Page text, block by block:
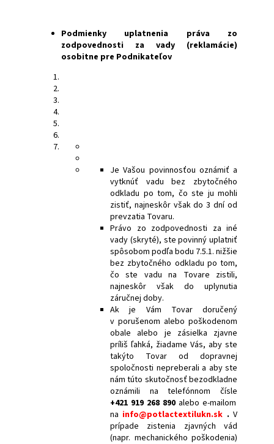
Podmienky uplatnenia práva zo
zodpovednosti za vady (reklamácie)
osobitne pre Podnikateľov
Je Vašou povinnosťou oznámiť a
vytknúť vadu bez zbytočného
odkladu po tom, čo ste ju mohli
zistiť, najneskôr však do 3 dní od
prevzatia Tovaru.
Právo zo zodpovednosti za iné
vady (skryté), ste povinný uplatniť
spôsobom podľa bodu 7.5.1. nižšie
bez zbytočného odkladu po tom,
čo ste vadu na Tovare zistili,
najneskôr však do uplynutia
záručnej doby.
Ak je Vám Tovar doručený
v porušenom alebo poškodenom
obale alebo je zásielka zjavne
príliš ľahká, žiadame Vás, aby ste
takýto Tovar od dopravnej
spoločnosti nepreberali a aby ste
nám túto skutočnosť bezodkladne
oznámili na telefónnom čísle
+421 919 268 890 alebo e-mailom
na info@potlactextilukn.sk .V
prípade zistenia zjavných vád
(napr. mechanického poškodenia)